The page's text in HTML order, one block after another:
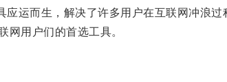
而生，解决了许多用户在互联网冲浪过
用户们的首选工具。